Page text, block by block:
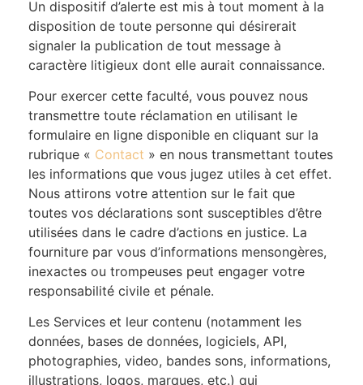
Un dispositif d’alerte est mis à tout moment à la
disposition de toute personne qui désirerait
signaler la publication de tout message à
caractère litigieux dont elle aurait connaissance.
Pour exercer cette faculté, vous pouvez nous
transmettre toute réclamation en utilisant le
formulaire en ligne disponible en cliquant sur la
rubrique « Contact » en nous transmettant toutes
les informations que vous jugez utiles à cet effet.
Nous attirons votre attention sur le fait que
toutes vos déclarations sont susceptibles d’être
utilisées dans le cadre d’actions en justice. La
fourniture par vous d’informations mensongères,
inexactes ou trompeuses peut engager votre
responsabilité civile et pénale.
Les Services et leur contenu (notamment les
données, bases de données, logiciels, API,
photographies, video, bandes sons, informations,
illustrations, logos, marques, etc.) qui